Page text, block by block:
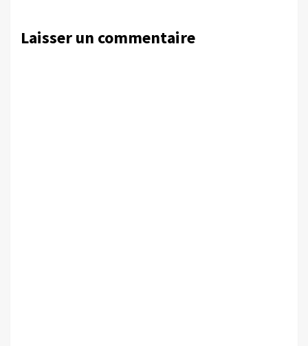
Laisser un commentaire